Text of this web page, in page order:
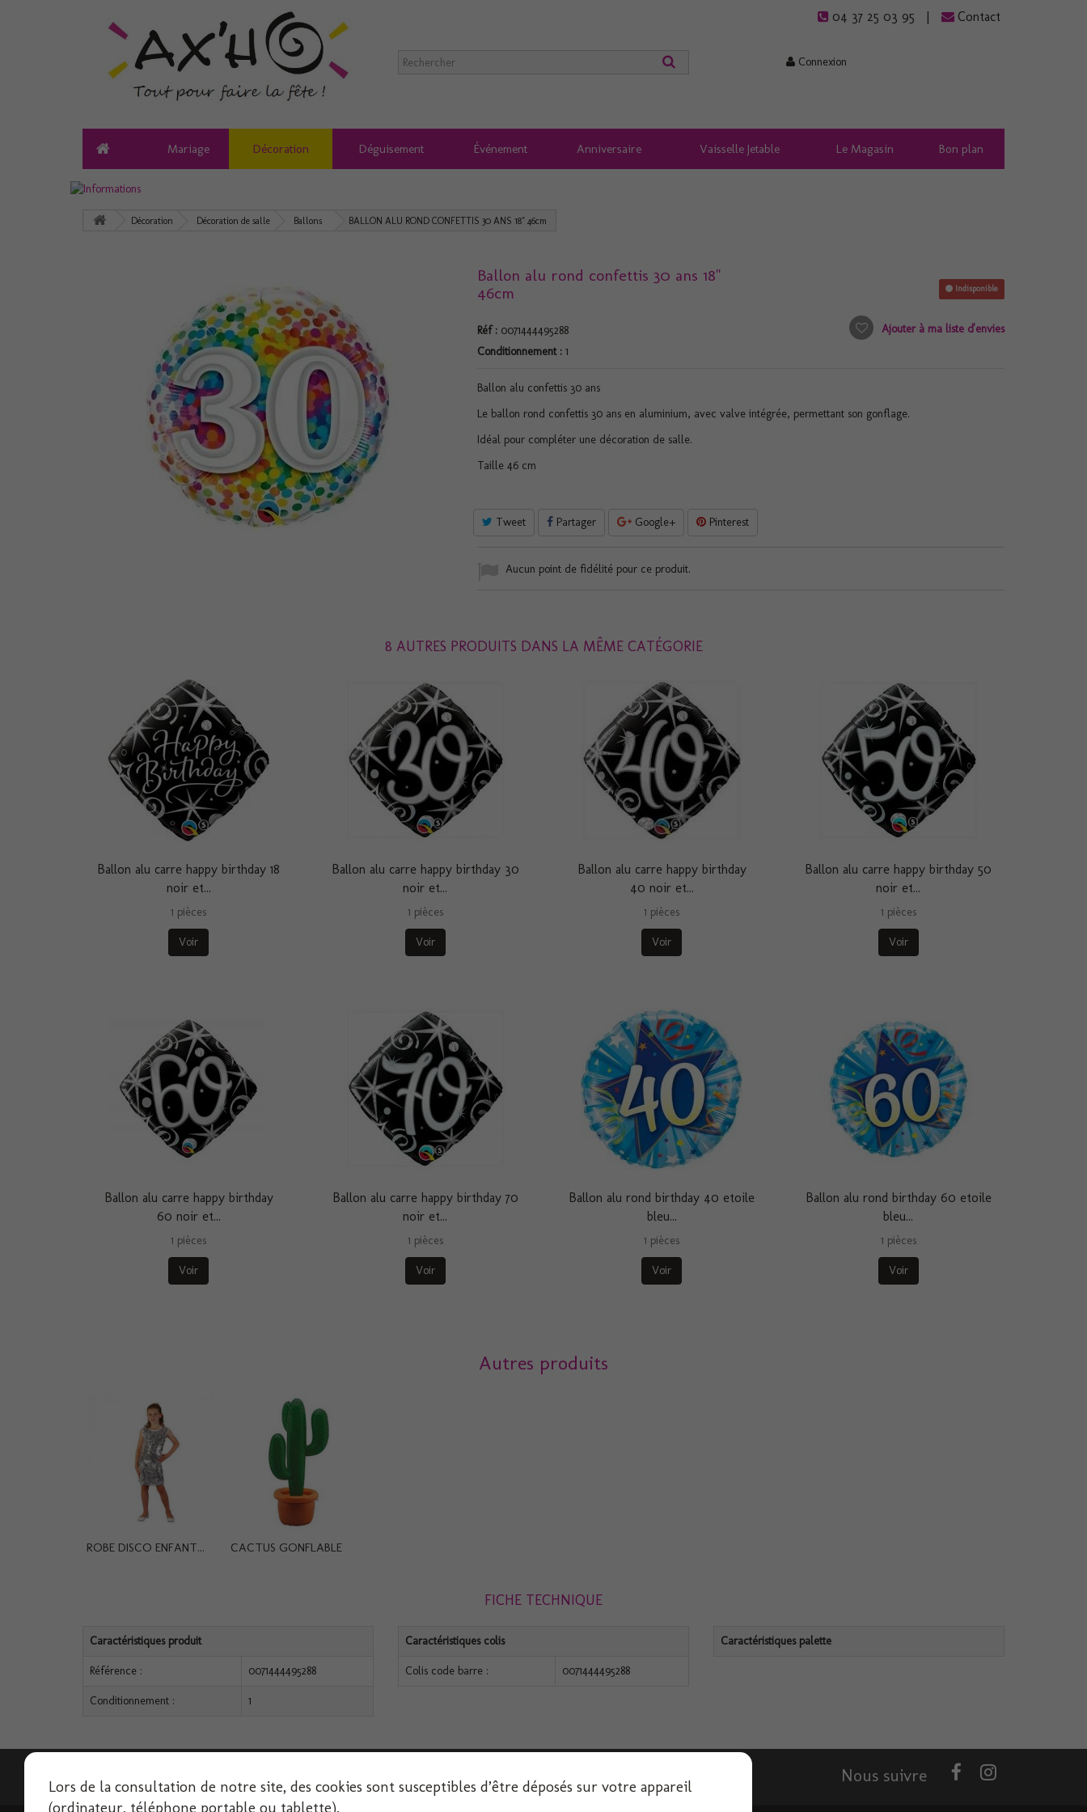
04 37 25 03 95 Contact
Connexion
Mariage Décoration Déguisement Événement Anniversaire Vaisselle Jetable Le Magasin Bon plan
Décoration Décoration de salle Ballons BALLON ALU ROND CONFETTIS 30 ANS 18" 46cm
Ballon alu rond confettis 30 ans 18"
46cm
Réf : 0071444495288
Conditionnement : 1
Indisponible
Ajouter à ma liste d'envies
Ballon alu confettis 30 ans
Le ballon rond confettis 30 ans en aluminium, avec valve intégrée, permettant son gonflage.
Idéal pour compléter une décoration de salle.
Taille 46 cm
Tweet Partager Google+ Pinterest
Aucun point de fidélité pour ce produit.
8 AUTRES PRODUITS DANS LA MÊME CATÉGORIE
Ballon alu carre happy birthday 18
noir et...
1 pièces
Voir
Ballon alu carre happy birthday 30
noir et...
1 pièces
Voir
Ballon alu carre happy birthday
40 noir et...
1 pièces
Voir
Ballon alu carre happy birthday 50
noir et...
1 pièces
Voir
Ballon alu carre happy birthday
60 noir et...
1 pièces
Voir
Ballon alu carre happy birthday 70
noir et...
1 pièces
Voir
Ballon alu rond birthday 40 etoile
bleu...
1 pièces
Voir
Ballon alu rond birthday 60 etoile
bleu...
1 pièces
Voir
Autres produits
ROBE DISCO ENFANT... CACTUS GONFLABLE
FICHE TECHNIQUE
Caractéristiques produit
Référence : 0071444495288
Conditionnement : 1
Caractéristiques colis
Colis code barre : 0071444495288
Caractéristiques palette
Nous suivre
Lors de la consultation de notre site, des cookies sont susceptibles d’être déposés sur votre appareil
(ordinateur, téléphone portable ou tablette).